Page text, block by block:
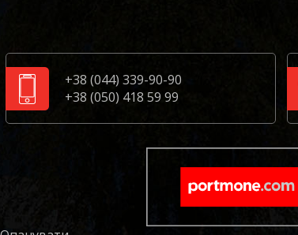
+38 (044) 339-90-90
+38 (050) 418 59 99